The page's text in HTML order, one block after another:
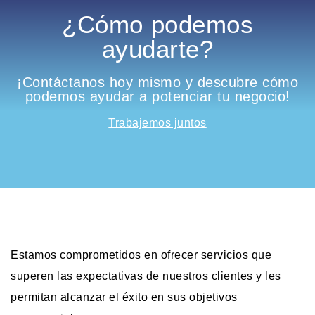
¿Cómo podemos
ayudarte?
¡Contáctanos hoy mismo y descubre cómo
podemos ayudar a potenciar tu negocio!
Trabajemos juntos
Estamos comprometidos en ofrecer servicios que
superen las expectativas de nuestros clientes y les
permitan alcanzar el éxito en sus objetivos